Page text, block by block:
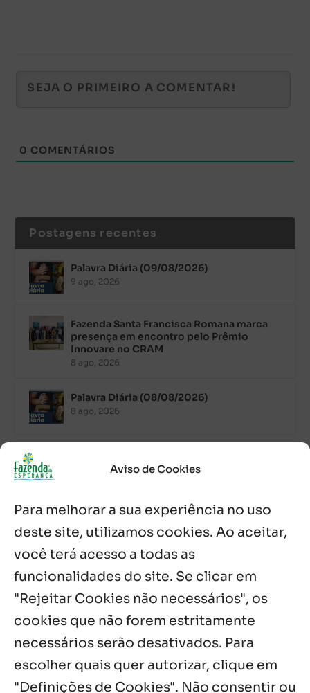
Aviso de Cookies
Para melhorar a sua experiência no uso
deste site, utilizamos cookies. Ao aceitar,
você terá acesso a todas as
funcionalidades do site. Se clicar em
"Rejeitar Cookies não necessários", os
cookies que não forem estritamente
necessários serão desativados. Para
escolher quais quer autorizar, clique em
"Definições de Cookies". Não consentir ou
0 COMENTÁRIOS
Postagens recentes
Palavra Diária (09/08/2026)
9 ago, 2026
Fazenda Santa Francisca Romana marca
presença em encontro pelo Prêmio
Innovare no CRAM
8 ago, 2026
Palavra Diária (08/08/2026)
8 ago, 2026
Sopão da Comunidade Mata Redonda
Es de Chapala celebram perseverança e
missão em encontro
7 ago, 2026
Palavra Diária (07/08/2026)
Notícias por Categoria